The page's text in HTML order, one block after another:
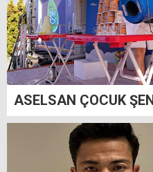
ASELSAN ÇOCUK